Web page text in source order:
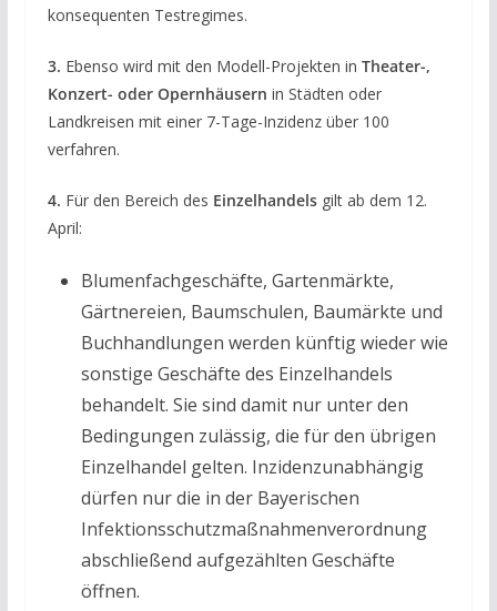
konsequenten Testregimes.
3. Ebenso wird mit den Modell-Projekten in Theater-,
Konzert- oder Opernhäusern in Städten oder
Landkreisen mit einer 7-Tage-Inzidenz über 100
verfahren.
4. Für den Bereich des Einzelhandelsgilt ab dem 12.
April:
Blumenfachgeschäfte, Gartenmärkte,
Gärtnereien, Baumschulen, Baumärkte und
Buchhandlungen werden künftig wieder wie
sonstige Geschäfte des Einzelhandels
behandelt. Sie sind damit nur unter den
Bedingungen zulässig, die für den übrigen
Einzelhandel gelten. Inzidenzunabhängig
dürfen nur die in der Bayerischen
Infektionsschutzmaßnahmenverordnung
abschließend aufgezählten Geschäfte
öffnen.